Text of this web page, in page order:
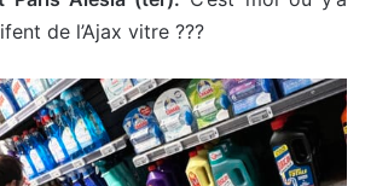
de l’Ajax vitre ???